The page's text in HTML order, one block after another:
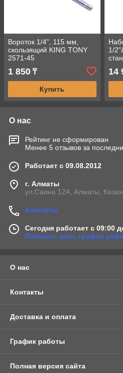
Вороток 1/4", 115 мм,
скользящий KING TONY
2571-45
1 850 ₸
Купить
1/
12
14
О нас
Рейтинг не сформирован
Менее 5 отзывов за
Работает с 09.08.2012
г. Алматы
ул.Саина 12А, Алматы,
Контакты
Сегодня работает с 09:00
Показать весь график
О нас
Контакты
Доставка и оплата
График работы
Полная версия сайта